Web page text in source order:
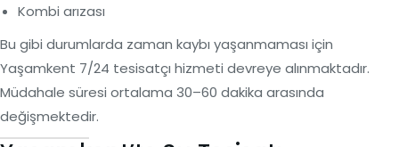
Kombi arızası
Bu gibi durumlarda zaman kaybı yaşanmaması için
Yaşamkent 7/24 tesisatçı hizmeti devreye alınmaktadır.
Müdahale süresi ortalama 30–60 dakika arasında
değişmektedir.